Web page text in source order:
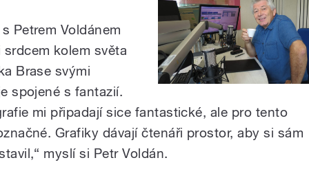
Petrem Voldánem
kolem světa
Brase svými
spojené s fantazií.
mi připadají sice fantastické, ale pro tento
Grafiky dávají čtenáři prostor, aby si sám
myslí si Petr Voldán.